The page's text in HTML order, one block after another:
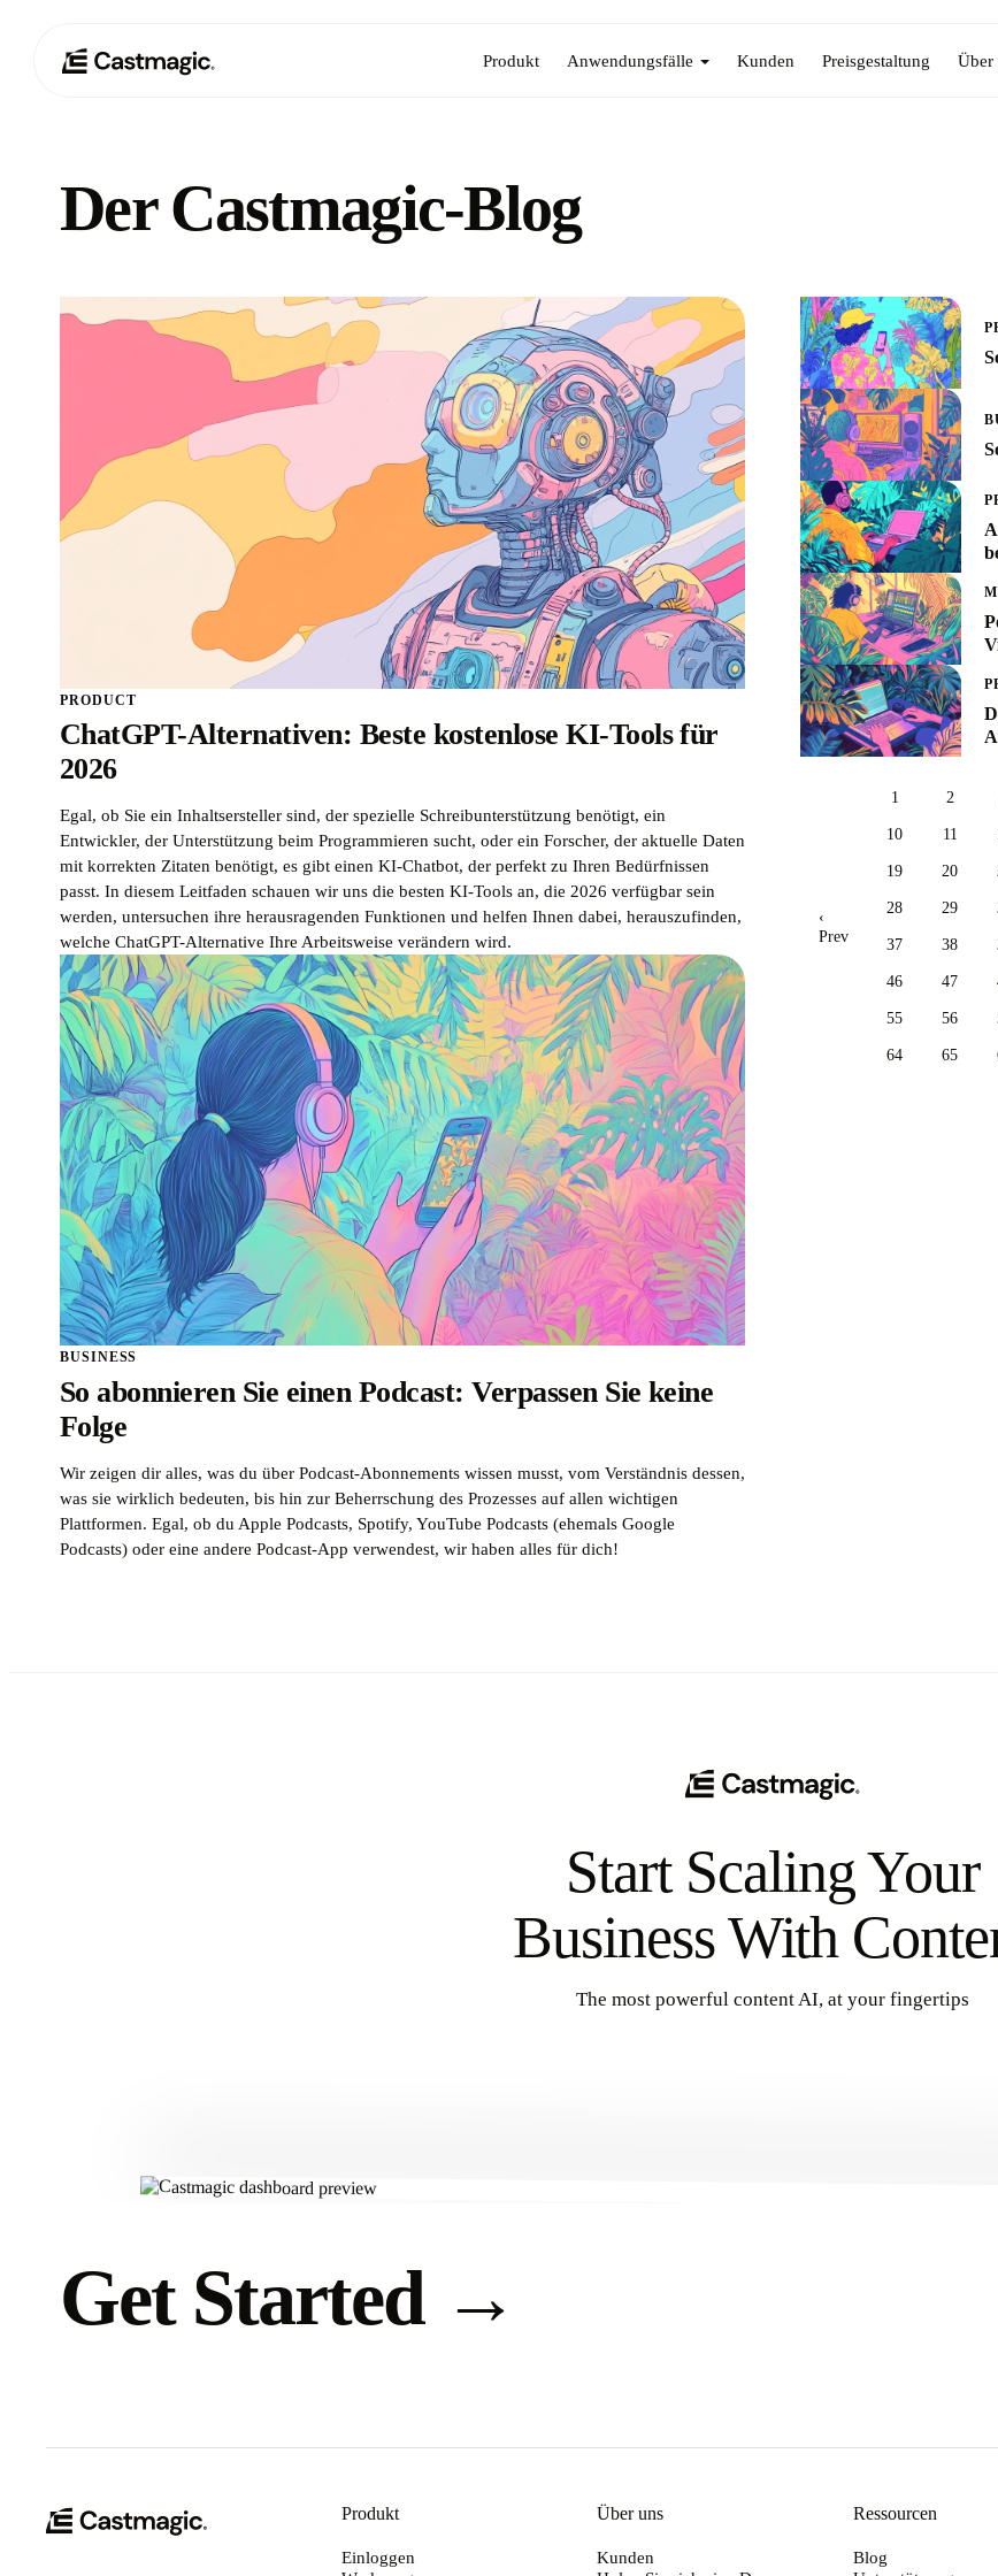
Produkt Anwendungsfälle Kunden Preisgestaltung Über
Der Castmagic-Blog
PRODUCT
ChatGPT-Alternativen: Beste kostenlose KI-Tools für
2026
Egal, ob Sie ein Inhaltsersteller sind, der spezielle Schreibunterstützung benötigt, ein
Entwickler, der Unterstützung beim Programmieren sucht, oder ein Forscher, der aktuelle Daten
mit korrekten Zitaten benötigt, es gibt einen KI-Chatbot, der perfekt zu Ihren Bedürfnissen
passt. In diesem Leitfaden schauen wir uns die besten KI-Tools an, die 2026 verfügbar sein
werden, untersuchen ihre herausragenden Funktionen und helfen Ihnen dabei, herauszufinden,
welche ChatGPT-Alternative Ihre Arbeitsweise verändern wird.
BUSINESS
So abonnieren Sie einen Podcast: Verpassen Sie keine
Folge
Wir zeigen dir alles, was du über Podcast-Abonnements wissen musst, vom Verständnis dessen,
was sie wirklich bedeuten, bis hin zur Beherrschung des Prozesses auf allen wichtigen
Plattformen. Egal, ob du Apple Podcasts, Spotify, YouTube Podcasts (ehemals Google
Podcasts) oder eine andere Podcast-App verwendest, wir haben alles für dich!
‹
Prev
1 2
10 11
19 20
28 29
37 38
46 47
55 56
64 65
Start Scaling Your
Business With
The most powerful content AI, at your fingertips
Get Started →
Produkt
Einloggen
Über uns
Kunden
Ressourcen
Blog